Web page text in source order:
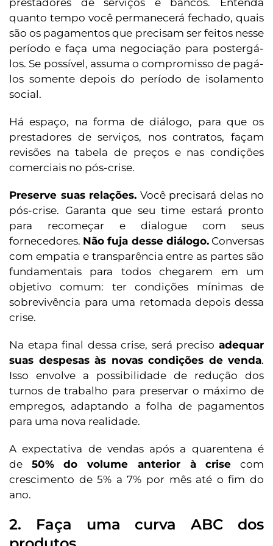
quanto tempo você permanecerá fechado, quais
são os pagamentos que precisam ser feitos nesse
período e faça uma negociação para postergá-
los. Se possível, assuma o compromisso de pagá-
los somente depois do período de isolamento
social.
Há espaço, na forma de diálogo, para que os
prestadores de serviços, nos contratos, façam
revisões na tabela de preços e nas condições
comerciais no pós-crise.
Preserve suas relações. Você precisará delas no
pós-crise. Garanta que seu time estará pronto
para recomeçar e dialogue com seus
fornecedores. Não fuja desse diálogo.Conversas
com empatia e transparência entre as partes são
fundamentais para todos chegarem em um
objetivo comum: ter condições mínimas de
sobrevivência para uma retomada depois dessa
crise.
Na etapa final dessa crise, será preciso adequar
suas despesas às novas condições de venda.
Isso envolve a possibilidade de redução dos
turnos de trabalho para preservar o máximo de
empregos, adaptando a folha de pagamentos
para uma nova realidade.
A expectativa de vendas após a quarentena é
de 50% do volume anterior à crise com
crescimento de 5% a 7% por mês até o fim do
ano.
2. Faça uma curva ABC dos